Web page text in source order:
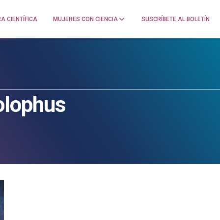
CIENTÍFICA MUJERES CON CIENCIA SUSCRÍBETE AL BOLETÍN